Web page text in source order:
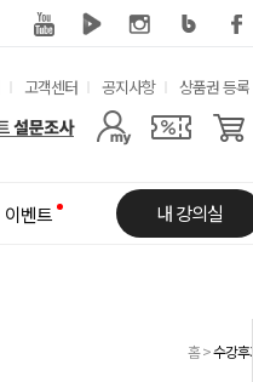
고객센터 공지사항 상품권 등록
이벤트 내 강의실
홈>수강후기